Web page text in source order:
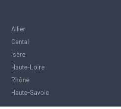
Allier
Cantal
Isère
Haute-Loire
Rhône
Haute-Savoie